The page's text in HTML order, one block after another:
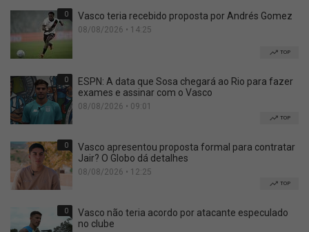
0 Vasco teria recebido proposta por Andrés Gomez
08/08/2026 • 14:25
TOP
0
ESPN: A data que Sosa chegará ao Rio para fazer
exames e assinar com o Vasco
08/08/2026 • 09:01
TOP
0
Vasco apresentou proposta formal para contratar
Jair? O Globo dá detalhes
08/08/2026 • 12:25
TOP
0
Vasco não teria acordo por atacante especulado
no clube